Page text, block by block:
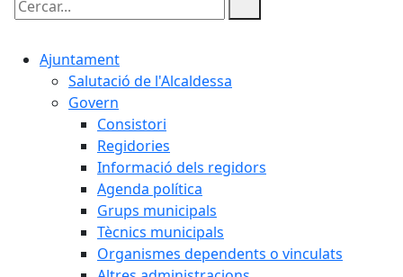
Cercar:
Ajuntament
Salutació de l'Alcaldessa
Govern
Consistori
Regidories
Informació dels regidors
Agenda política
Grups municipals
Tècnics municipals
Organismes dependents o vinculats